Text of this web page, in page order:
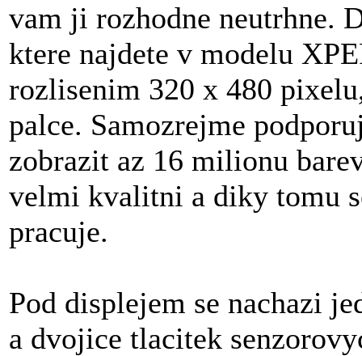
vam ji rozhodne neutrhne.
ktere najdete v modelu
rozlisenim 320 x 480
palce. Samozrejme
zobrazit az 16 milionu
velmi kvalitni a diky tomu
pracuje.
Pod displejem se nachazi
a dvojice tlacitek